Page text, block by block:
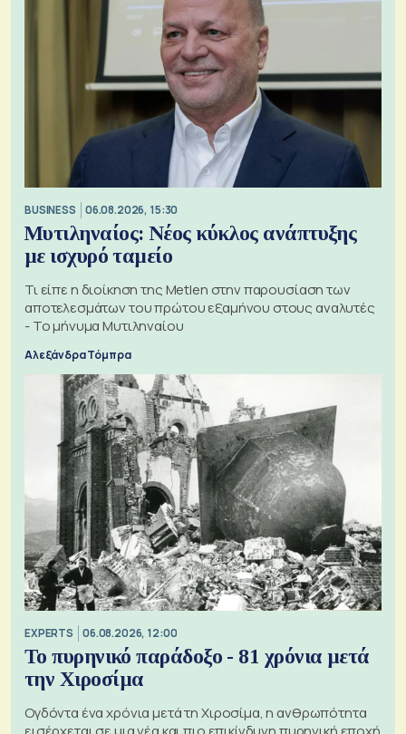
BUSINESS 06.08.2026, 15:30
Μυτιληναίος: Νέος κύκλος ανάπτυξης
με ισχυρό ταμείο
Τι είπε η διοίκηση της Metlen στην παρουσίαση των
αποτελεσμάτων του πρώτου εξαμήνου στους αναλυτές
- Το μήνυμα Μυτιληναίου
Αλεξάνδρα Τόμπρα
EXPERTS 06.08.2026, 12:00
Το πυρηνικό παράδοξο - 81 χρόνια μετά
την Χιροσίμα
Ογδόντα ένα χρόνια μετά τη Χιροσίμα, η ανθρωπότητα